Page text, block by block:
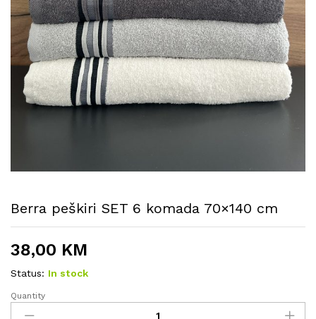
Berra peškiri SET 6 komada 70×140 cm
38,00 KM
Status: In stock
Berra
peškiri
Quantity